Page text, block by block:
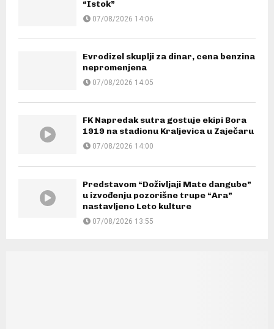
“Istok”
07/08/2026 14:06
Evrodizel skuplji za dinar, cena benzina
nepromenjena
07/08/2026 14:05
FK Napredak sutra gostuje ekipi Bora
1919 na stadionu Kraljevica u Zaječaru
07/08/2026 14:00
Predstavom “Doživljaji Mate dangube”
u izvođenju pozorišne trupe “Ara”
nastavljeno Leto kulture
07/08/2026 13:55